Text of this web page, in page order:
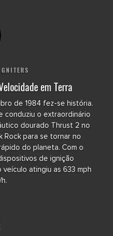
em Terra
de 1984 fez-se história.
conduziu o extraordinário
dourado Thrust 2 no
Rock para se tornar no
do planeta. Com o
de ignição
veículo atingiu as 633 mph